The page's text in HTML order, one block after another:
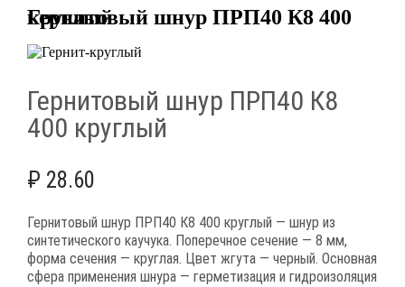
Гернитовый шнур ПРП40 К8 400 круглый
Гернитовый шнур ПРП40 К8
400 круглый
₽ 28.60
Гернитовый шнур ПРП40 К8 400 круглый — шнур из
синтетического каучука. Поперечное сечение — 8 мм,
форма сечения — круглая. Цвет жгута — черный. Основная
сфера применения шнура — герметизация и гидроизоляция